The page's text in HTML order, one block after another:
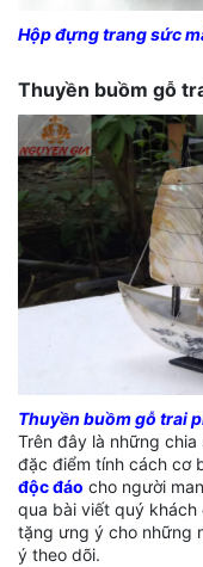
Hộp đựng trang sức
Thuyền buồm gỗ
Thuyền buồm gỗ trai
Trên đây là những
đặc điểm tính cách cơ
độc đáo cho người
qua bài viết quý khách
tặng ưng ý cho những
ý theo dõi.